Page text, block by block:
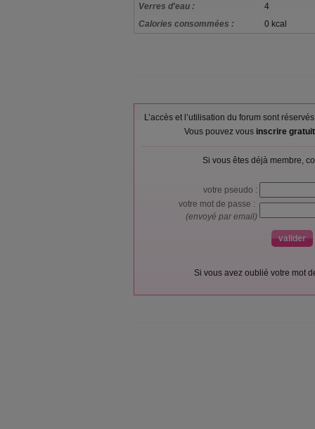
Verres d'eau :
4
Calories consommées :
0 kcal
L’accès et l’utilisation du forum sont
Vous pouvez vous inscrire
Si vous êtes déjà membre,
votre pseudo :
votre mot de passe :
(envoyé par email)
Si vous avez oublié votre mot